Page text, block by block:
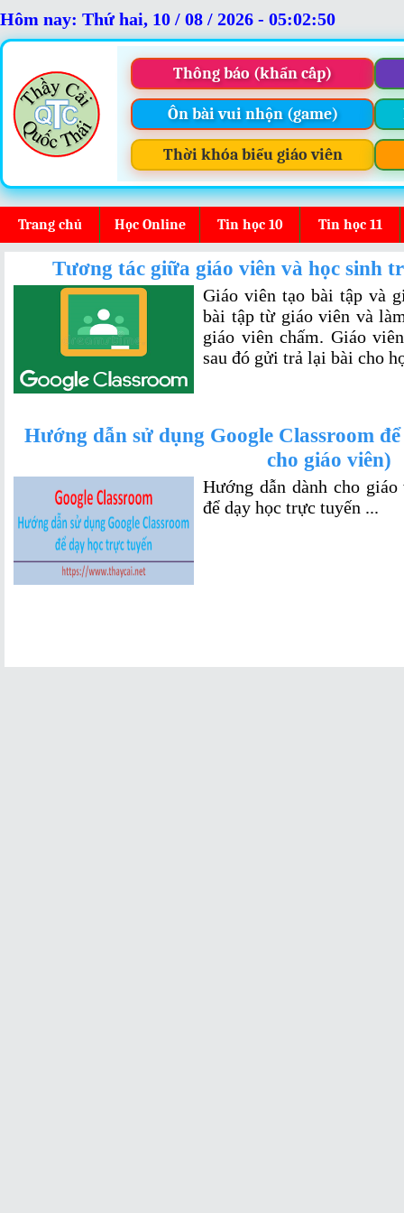
Hôm nay: Thứ hai, 10 / 08 / 2026 - 05:02:50
Thông báo (khẩn cấp)
Ôn bài vui nhộn (game)
Thời khóa biểu giáo viên
Trang chủ Học Online Tin học 10 Tin học 11
Tương tác giữa giáo viên và học sinh
Giáo viên tạo bài tập và
bài tập từ giáo viên và
giáo viên chấm. Giáo
sau đó gửi trả lại bài cho
Hướng dẫn sử dụng Google Classroom
cho giáo viên)
Hướng dẫn dành cho
để dạy học trực tuyến ...